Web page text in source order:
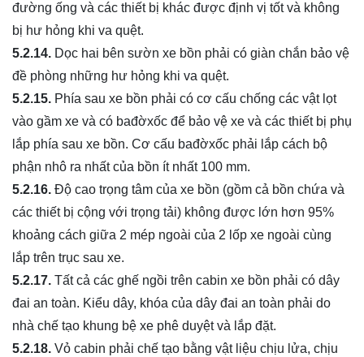
đường ống và các thiết bị khác được định vị tốt và không
bị hư hỏng khi va quệt.
5.2.14. Dọc hai bên sườn xe bồn phải có giàn chắn bảo vệ
đề phòng những hư hỏng khi va quệt.
5.2.15. Phía sau xe bồn phải có cơ cấu chống các vật lọt
vào gầm xe và có bađờxốc để bảo vệ xe và các thiết bị phụ
lắp phía sau xe bồn. Cơ cấu bađờxốc phải lắp cách bộ
phận nhô ra nhất của bồn ít nhất 100 mm.
5.2.16. Độ cao trọng tâm của xe bồn (gồm cả bồn chứa và
các thiết bị cộng với trọng tải) không được lớn hơn 95%
khoảng cách giữa 2 mép ngoài của 2 lốp xe ngoài cùng
lắp trên trục sau xe.
5.2.17. Tất cả các ghế ngồi trên cabin xe bồn phải có dây
đai an toàn. Kiểu dây, khóa của dây đai an toàn phải do
nhà chế tạo khung bệ xe phê duyệt và lắp đặt.
5.2.18. Vỏ cabin phải chế tạo bằng vật liệu chịu lửa, chịu